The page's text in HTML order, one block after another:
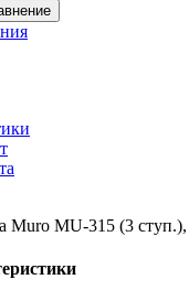
Muro MU-315 (3 ступ.),